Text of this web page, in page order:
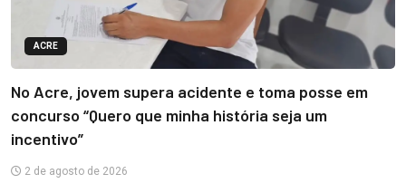
ACRE
No Acre, jovem supera acidente e toma posse em
concurso “Quero que minha história seja um
incentivo”
2 de agosto de 2026